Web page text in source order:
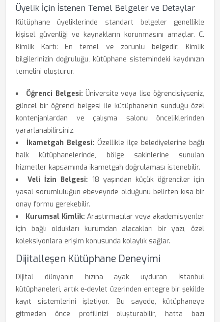
Üyelik İçin İstenen Temel Belgeler ve Detaylar
Kütüphane üyeliklerinde standart belgeler genellikle
kişisel güvenliği ve kaynakların korunmasını amaçlar. C.
Kimlik Kartı: En temel ve zorunlu belgedir. Kimlik
bilgilerinizin doğruluğu, kütüphane sistemindeki kaydınızın
temelini oluşturur.
Öğrenci Belgesi: Üniversite veya lise öğrencisiyseniz,
güncel bir öğrenci belgesi ile kütüphanenin sunduğu özel
kontenjanlardan ve çalışma salonu önceliklerinden
yararlanabilirsiniz.
İkametgah Belgesi: Özellikle ilçe belediyelerine bağlı
halk kütüphanelerinde, bölge sakinlerine sunulan
hizmetler kapsamında ikametgah doğrulaması istenebilir.
Veli İzin Belgesi: 18 yaşından küçük öğrenciler için
yasal sorumluluğun ebeveynde olduğunu belirten kısa bir
onay formu gerekebilir.
Kurumsal Kimlik: Araştırmacılar veya akademisyenler
için bağlı oldukları kurumdan alacakları bir yazı, özel
koleksiyonlara erişim konusunda kolaylık sağlar.
Dijitalleşen Kütüphane Deneyimi
Dijital dünyanın hızına ayak uyduran İstanbul
kütüphaneleri, artık e-devlet üzerinden entegre bir şekilde
kayıt sistemlerini işletiyor. Bu sayede, kütüphaneye
gitmeden önce profilinizi oluşturabilir, hatta bazı